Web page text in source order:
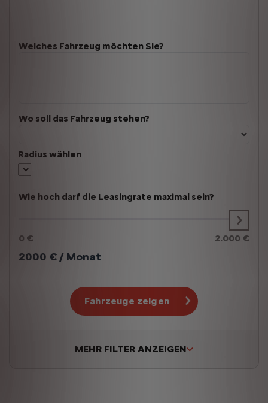
Welches Fahrzeug möchten Sie?
Wo soll das Fahrzeug stehen?
Radius wählen
Wie hoch darf die Leasingrate maximal sein?
0 € 2.000 €
2000 € / Monat
Fahrzeuge zeigen
MEHR FILTER ANZEIGEN